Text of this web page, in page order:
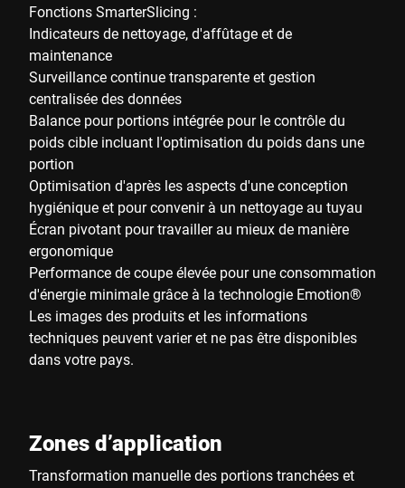
Fonctions SmarterSlicing :
Indicateurs de nettoyage, d'affûtage et de
maintenance
Surveillance continue transparente et gestion
centralisée des données
Balance pour portions intégrée pour le contrôle du
poids cible incluant l'optimisation du poids dans une
portion
Optimisation d'après les aspects d'une conception
hygiénique et pour convenir à un nettoyage au tuyau
Écran pivotant pour travailler au mieux de manière
ergonomique
Performance de coupe élevée pour une consommation
d'énergie minimale grâce à la technologie Emotion®
Les images des produits et les informations
techniques peuvent varier et ne pas être disponibles
dans votre pays.
Zones d’application
Transformation manuelle des portions tranchées et